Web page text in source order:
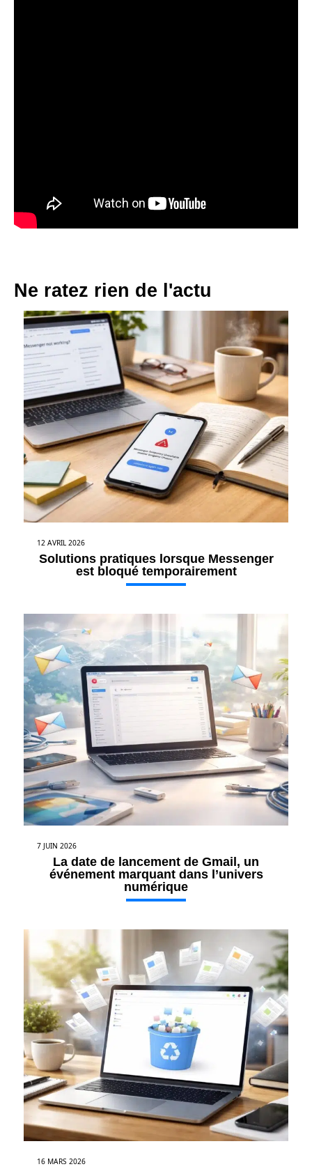
Ne ratez rien de l'actu
12 AVRIL 2026
Solutions pratiques lorsque Messenger
est bloqué temporairement
7 JUIN 2026
La date de lancement de Gmail, un
événement marquant dans l’univers
numérique
16 MARS 2026